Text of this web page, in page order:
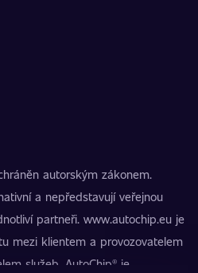
autorským zákonem.
a nepředstavují veřejnou
partneři. www.autochip.eu je
mezi klientem a provozovatelem
služeb. AutoChip® je